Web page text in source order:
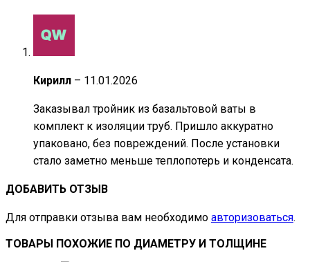
Кирилл – 11.01.2026
Заказывал тройник из базальтовой ваты в
комплект к изоляции труб. Пришло аккуратно
упаковано, без повреждений. После установки
стало заметно меньше теплопотерь и конденсата.
ДОБАВИТЬ ОТЗЫВ
Для отправки отзыва вам необходимо авторизоваться.
ТОВАРЫ ПОХОЖИЕ ПО ДИАМЕТРУ И ТОЛЩИНЕ